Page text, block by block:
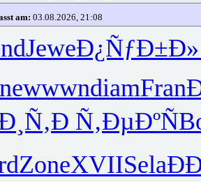
am: 03.08.2026, 21:08
JeweÐ¿ÑƒÐ±Ð»
wwwndiamFran
Ñ‚ÐµÐºÑ
ZoneXVIISela